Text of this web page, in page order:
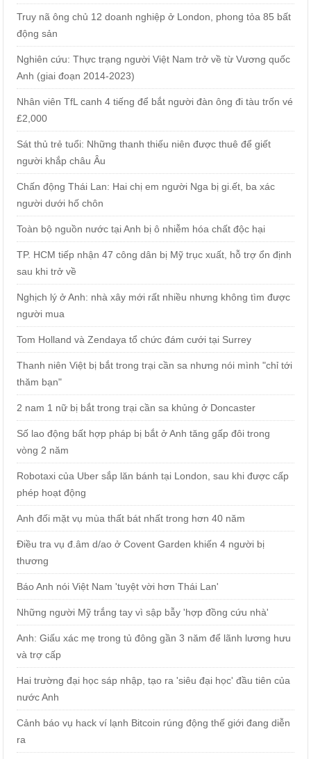
Truy nã ông chủ 12 doanh nghiệp ở London, phong tỏa 85 bất
động sản
Nghiên cứu: Thực trạng người Việt Nam trở về từ Vương quốc
Anh (giai đoạn 2014-2023)
Nhân viên TfL canh 4 tiếng để bắt người đàn ông đi tàu trốn vé
£2,000
Sát thủ trẻ tuổi: Những thanh thiếu niên được thuê để giết
người khắp châu Âu
Chấn động Thái Lan: Hai chị em người Nga bị gi.ết, ba xác
người dưới hố chôn
Toàn bộ nguồn nước tại Anh bị ô nhiễm hóa chất độc hại
TP. HCM tiếp nhận 47 công dân bị Mỹ trục xuất, hỗ trợ ổn định
sau khi trở về
Nghịch lý ở Anh: nhà xây mới rất nhiều nhưng không tìm được
người mua
Tom Holland và Zendaya tổ chức đám cưới tại Surrey
Thanh niên Việt bị bắt trong trại cần sa nhưng nói mình "chỉ tới
thăm bạn"
2 nam 1 nữ bị bắt trong trại cần sa khủng ở Doncaster
Số lao động bất hợp pháp bị bắt ở Anh tăng gấp đôi trong
vòng 2 năm
Robotaxi của Uber sắp lăn bánh tại London, sau khi được cấp
phép hoạt động
Anh đối mặt vụ mùa thất bát nhất trong hơn 40 năm
Điều tra vụ đ.âm d/ao ở Covent Garden khiến 4 người bị
thương
Báo Anh nói Việt Nam 'tuyệt vời hơn Thái Lan'
Những người Mỹ trắng tay vì sập bẫy 'hợp đồng cứu nhà'
Anh: Giấu xác mẹ trong tủ đông gần 3 năm để lãnh lương hưu
và trợ cấp
Hai trường đại học sáp nhập, tạo ra 'siêu đại học' đầu tiên của
nước Anh
Cảnh báo vụ hack ví lạnh Bitcoin rúng động thế giới đang diễn
ra